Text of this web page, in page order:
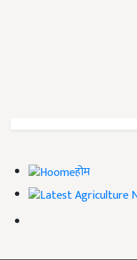
होम